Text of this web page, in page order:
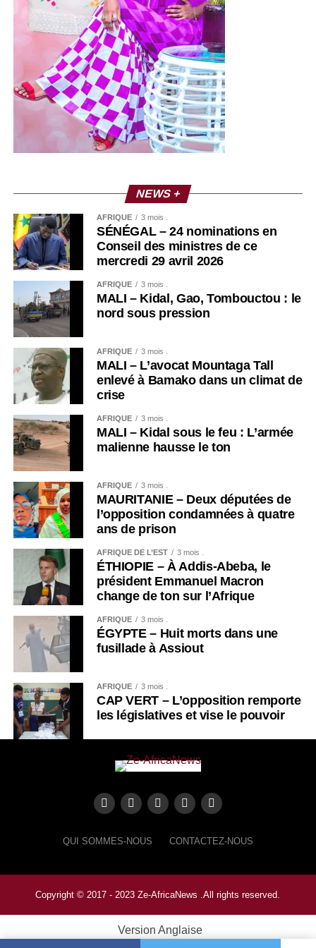
NEWS +
AFRIQUE 3 mois .
SÉNÉGAL – 24 nominations en
Conseil des ministres de ce
mercredi 29 avril 2026
AFRIQUE 3 mois .
MALI – Kidal, Gao, Tombouctou : le
nord sous pression
AFRIQUE 3 mois .
MALI – L’avocat Mountaga Tall
enlevé à Bamako dans un climat de
crise
AFRIQUE 3 mois .
MALI – Kidal sous le feu : L’armée
malienne hausse le ton
AFRIQUE 3 mois .
MAURITANIE – Deux députées de
l’opposition condamnées à quatre
ans de prison
AFRIQUE DE L’EST 3 mois .
ÉTHIOPIE – À Addis-Abeba, le
président Emmanuel Macron
change de ton sur l’Afrique
AFRIQUE 3 mois .
ÉGYPTE – Huit morts dans une
fusillade à Assiout
AFRIQUE 3 mois .
CAP VERT – L’opposition remporte
les législatives et vise le pouvoir
QUI SOMMES-NOUS CONTACTEZ-NOUS
Copyright © 2017 - 2023 Ze-AfricaNews .All rights reserved.
Version Anglaise